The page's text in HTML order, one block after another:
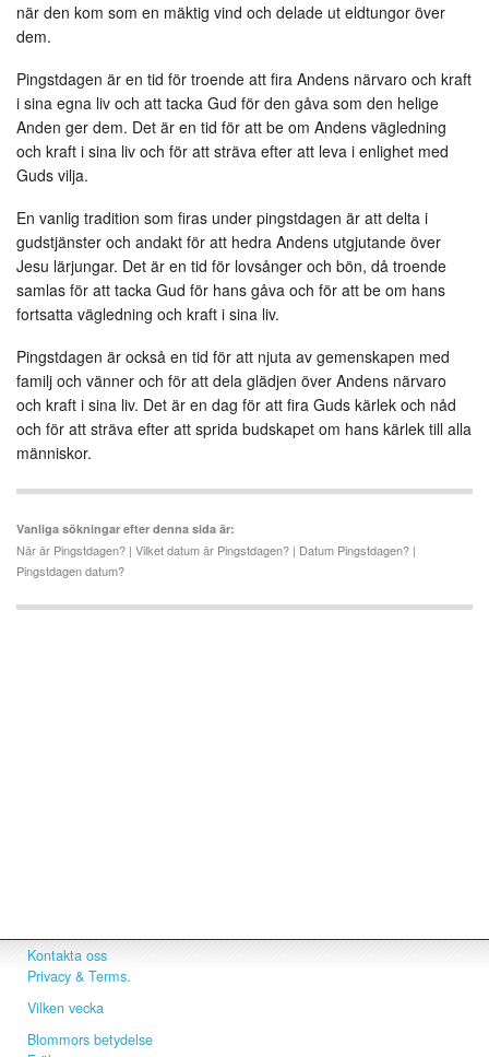
när den kom som en mäktig vind och delade ut eldtungor över
dem.
Pingstdagen är en tid för troende att fira Andens närvaro och kraft
i sina egna liv och att tacka Gud för den gåva som den helige
Anden ger dem. Det är en tid för att be om Andens vägledning
och kraft i sina liv och för att sträva efter att leva i enlighet med
Guds vilja.
En vanlig tradition som firas under pingstdagen är att delta i
gudstjänster och andakt för att hedra Andens utgjutande över
Jesu lärjungar. Det är en tid för lovsånger och bön, då troende
samlas för att tacka Gud för hans gåva och för att be om hans
fortsatta vägledning och kraft i sina liv.
Pingstdagen är också en tid för att njuta av gemenskapen med
familj och vänner och för att dela glädjen över Andens närvaro
och kraft i sina liv. Det är en dag för att fira Guds kärlek och nåd
och för att sträva efter att sprida budskapet om hans kärlek till alla
människor.
Vanliga sökningar efter denna sida är:
När är Pingstdagen? | Vilket datum är Pingstdagen? | Datum Pingstdagen? |
Pingstdagen datum?
Kontakta oss
Privacy & Terms.
Vilken vecka
Blommors betydelse